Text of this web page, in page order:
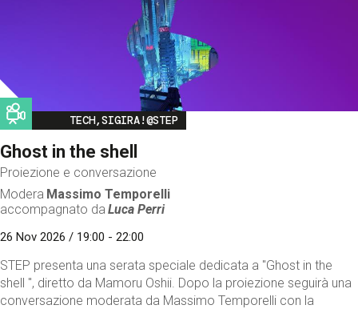
Image
TECH,SIGIRA!@STEP
Ghost in the shell
Proiezione e conversazione
Modera Massimo Temporelli
accompagnato da Luca Perri
26 Nov 2026 / 19:00 - 22:00
STEP presenta una serata speciale dedicata a "Ghost in the
shell ", diretto da Mamoru Oshii. Dopo la proiezione seguirà una
conversazione moderata da Massimo Temporelli con la